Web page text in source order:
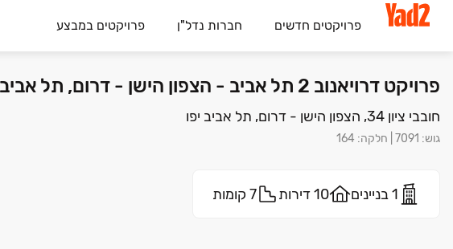
פרויקטים חדשים חברות נדל"ן פרויקטים במבצע
פרויקט דרויאנוב 2 תל אביב - הצפון הישן - דרום, תל אביב יפו | יזמות פרטית
חובבי ציון 34, הצפון הישן - דרום, תל אביב יפו
גוש:
7091 חלקה:
164
1 בניינים 10 דירות 7 קומות